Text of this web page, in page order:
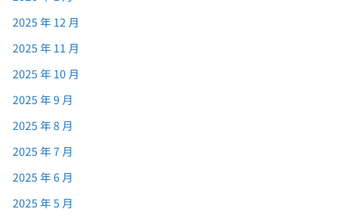
2025 年 12 月
2025 年 11 月
2025 年 10 月
2025 年 9 月
2025 年 8 月
2025 年 7 月
2025 年 6 月
2025 年 5 月